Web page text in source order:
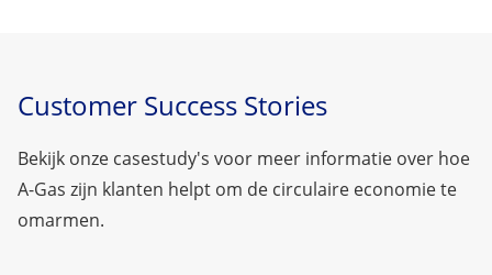
Customer Success Stories
Bekijk onze casestudy's voor meer informatie over hoe
A-Gas zijn klanten helpt om de circulaire economie te
omarmen.